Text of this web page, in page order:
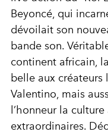
Beyoncé, qui
dévoilait son
bande son.
continent africain,
belle aux créateurs
Valentino, mais
l’honneur la
extraordinaires.